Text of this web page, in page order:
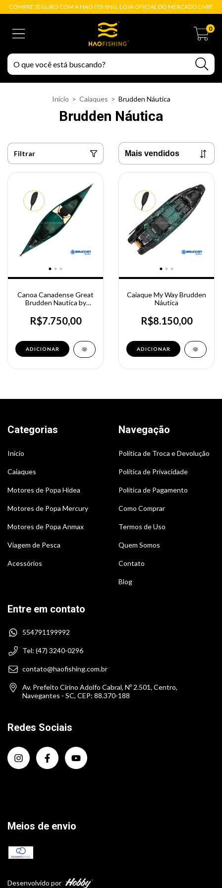
COMPRE SEGURO COM A HAO FISHING, LOJA OFICIAL DO MERCADO LIVRE
0
Início > Caiaques > Brudden Náutica
Brudden Náutica
Filtrar
Canoa Canadense Great
Brudden Nautica by
R$7.750,00
Caiaque My Way Brudden
Náutica
R$8.150,00
Categorias
Início
Caiaques
Motores de Popa Hidea
Motores de Popa Mercury
Motores de Popa Anmax
Viagem de Pesca
Acessórios
Navegação
Política de Troca e Devolução
Política de Privacidade
Política de Pagamento
Como Comprar
Termos de Uso
Quem Somos
Contato
Blog
Entre em contato
554791199992
Tel: (47) 3240-0296
contato@haofishing.com.br
Av. Prefeito Cirino Adolfo Cabral, Nº 2.501, Centro,
Navegantes - SC, CEP: 88.370-188
Redes Sociais
Meios de envio
Desenvolvido por